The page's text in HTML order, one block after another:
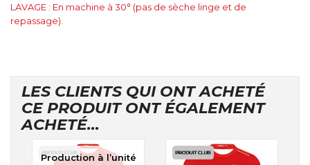
LAVAGE : En machine à 30° (pas de sèche linge et de
repassage).
LES CLIENTS QUI ONT ACHETÉ
CE PRODUIT ONT ÉGALEMENT
ACHETÉ...
Production à l’unité